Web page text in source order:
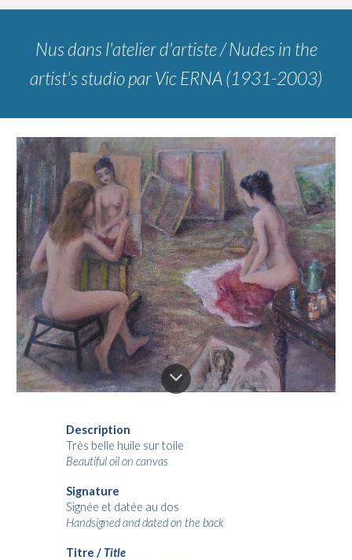
Nus dans l'atelier d'artiste / Nudes in the
artist's studioparVic ERNA (1931-2003)
Description
Très belle huile sur toile
Beautiful oil on canvas
Signature
Signée et datée au dos
Handsigned and dated on the back
Titre / Title